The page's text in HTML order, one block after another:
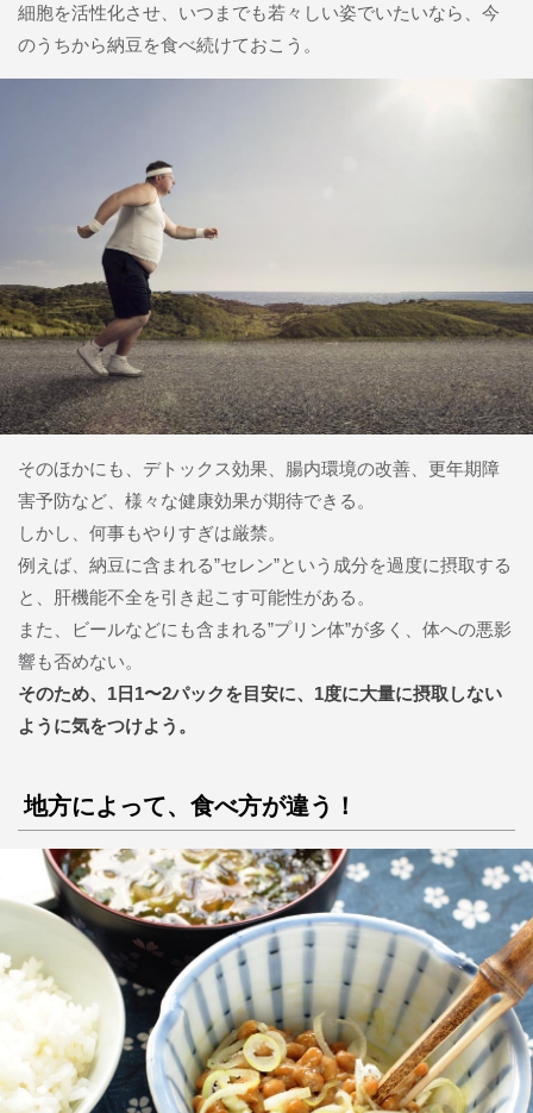
細胞を活性化させ、いつまでも若々しい姿でいたいなら、今
のうちから納豆を食べ続けておこう。
そのほかにも、デトックス効果、腸内環境の改善、更年期障
害予防など、様々な健康効果が期待できる。
しかし、何事もやりすぎは厳禁。
例えば、納豆に含まれる”セレン”という成分を過度に摂取する
と、肝機能不全を引き起こす可能性がある。
また、ビールなどにも含まれる”プリン体”が多く、体への悪影
響も否めない。
そのため、1日1〜2パックを目安に、1度に大量に摂取しない
ように気をつけよう。
地方によって、食べ方が違う！